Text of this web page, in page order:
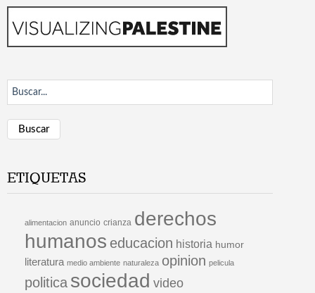
Buscar
ETIQUETAS
alimentacion anuncio crianza derechos
humanos educacion historia humor
literatura medio ambiente naturaleza opinion pelicula
politica sociedad video